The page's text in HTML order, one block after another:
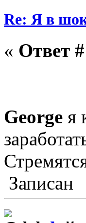
Re: Я в
« Ответ
George я
Записан